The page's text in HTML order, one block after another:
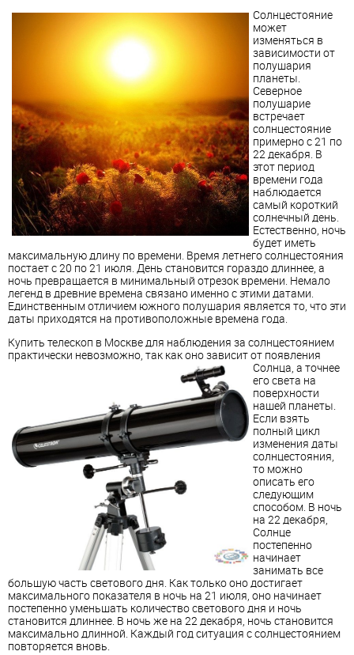
Солнцестояние
может
изменяться в
зависимости от
полушария
планеты.
Северное
полушарие
встречает
солнцестояние
примерно с 21 по
22 декабря. В
этот период
времени года
наблюдается
самый короткий
солнечный день.
Естественно, ночь
будет иметь
максимальную длину по времени. Время летнего солнцестояния
постает с 20 по 21 июля. День становится гораздо длиннее, а
ночь превращается в минимальный отрезок времени. Немало
легенд в древние времена связано именно с этими датами.
Единственным отличием южного полушария является то, что эти
даты приходятся на противоположные времена года.
Купить телескоп в Москве для наблюдения за солнцестоянием
практически невозможно, так как оно зависит от появления
Солнца, а точнее
его света на
поверхности
нашей планеты.
Если взять
полный цикл
изменения даты
солнцестояния,
то можно
описать его
следующим
способом. В ночь
на 22 декабря,
Солнце
постепенно
начинает
занимать все
большую часть светового дня. Как только оно достигает
максимального показателя в ночь на 21 июля, оно начинает
постепенно уменьшать количество светового дня и ночь
становится длиннее. В ночь же на 22 декабря, ночь становится
максимально длинной. Каждый год ситуация с солнцестоянием
повторяется вновь.